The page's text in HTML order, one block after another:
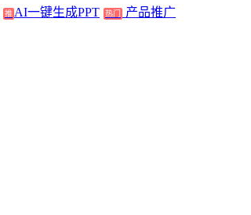
推 AI一键生成PPT 热门 产品推广